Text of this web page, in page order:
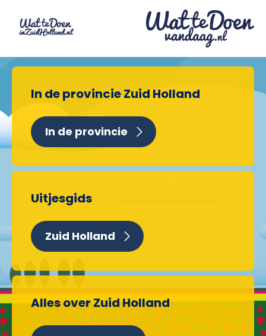
In de provincie Zuid Holland
In de provincie
Uitjesgids
Zuid Holland
Alles over Zuid Holland